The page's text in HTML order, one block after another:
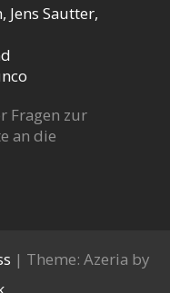
Jens Sautter,
Fragen zur
an die
| Theme: Azeria by